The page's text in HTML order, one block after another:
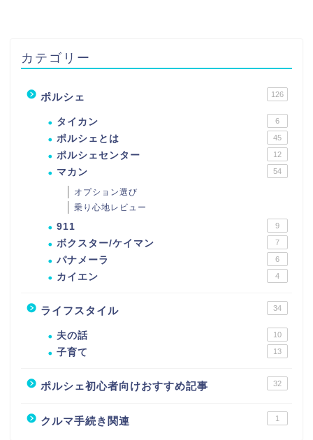
カテゴリー
ポルシェ 126
タイカン 6
ポルシェとは 45
ポルシェセンター 12
マカン 54
オプション選び
乗り心地レビュー
911 9
ボクスター/ケイマン 7
パナメーラ 6
カイエン 4
ライフスタイル 34
夫の話 10
子育て 13
ポルシェ初心者向けおすすめ記事 32
クルマ手続き関連 1